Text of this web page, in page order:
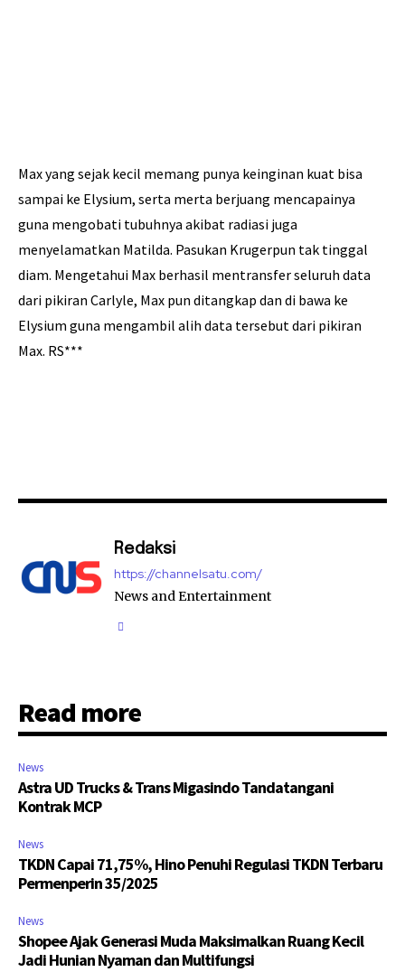
Max yang sejak kecil memang punya keinginan kuat bisa
sampai ke Elysium, serta merta berjuang mencapainya
guna mengobati tubuhnya akibat radiasi juga
menyelamatkan Matilda. Pasukan Krugerpun tak tinggal
diam. Mengetahui Max berhasil mentransfer seluruh data
dari pikiran Carlyle, Max pun ditangkap dan di bawa ke
Elysium guna mengambil alih data tersebut dari pikiran
Max. RS***
Redaksi
https://channelsatu.com/
News and Entertainment
Read more
News
Astra UD Trucks & Trans Migasindo Tandatangani
Kontrak MCP
News
TKDN Capai 71,75%, Hino Penuhi Regulasi TKDN Terbaru
Permenperin 35/2025
News
Shopee Ajak Generasi Muda Maksimalkan Ruang Kecil
Jadi Hunian Nyaman dan Multifungsi